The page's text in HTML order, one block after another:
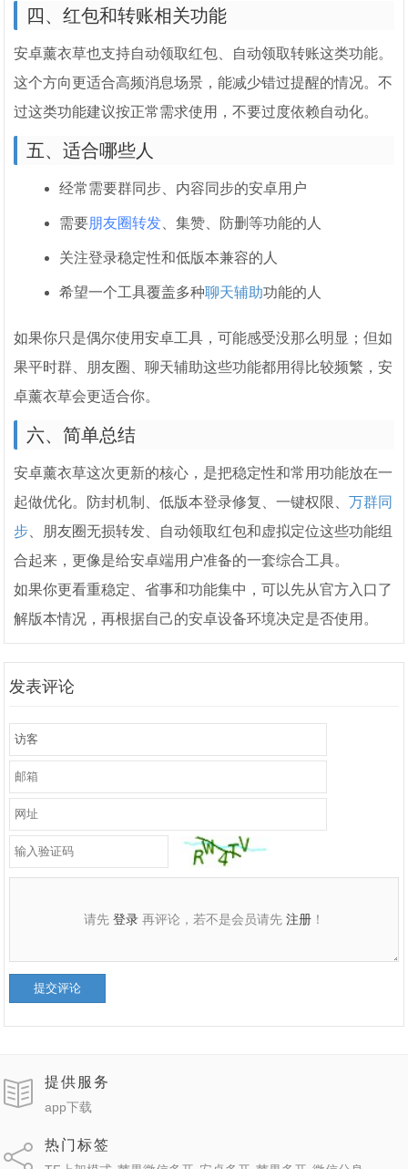
四、红包和转账相关功能
安卓薰衣草也支持自动领取红包、自动领取转账这类功能。
这个方向更适合高频消息场景，能减少错过提醒的情况。不
过这类功能建议按正常需求使用，不要过度依赖自动化。
五、适合哪些人
经常需要群同步、内容同步的安卓用户
需要朋友圈转发 、集赞、防删等功能的人
关注登录稳定性和低版本兼容的人
希望一个工具覆盖多种聊天辅助功能的人
如果你只是偶尔使用安卓工具，可能感受没那么明显；但如
果平时群、朋友圈、聊天辅助这些功能都用得比较频繁，安
卓薰衣草会更适合你。
六、简单总结
安卓薰衣草这次更新的核心，是把稳定性和常用功能放在一
起做优化。防封机制、低版本登录修复、一键权限、万群同
步 、朋友圈无损转发、自动领取红包和虚拟定位这些功能组
合起来，更像是给安卓端用户准备的一套综合工具。
如果你更看重稳定、省事和功能集中，可以先从官方入口了
解版本情况，再根据自己的安卓设备环境决定是否使用。
发表评论
提交评论
提供服务
app下载
热门标签
请先 登录再评论，若不是会员请先 注册！